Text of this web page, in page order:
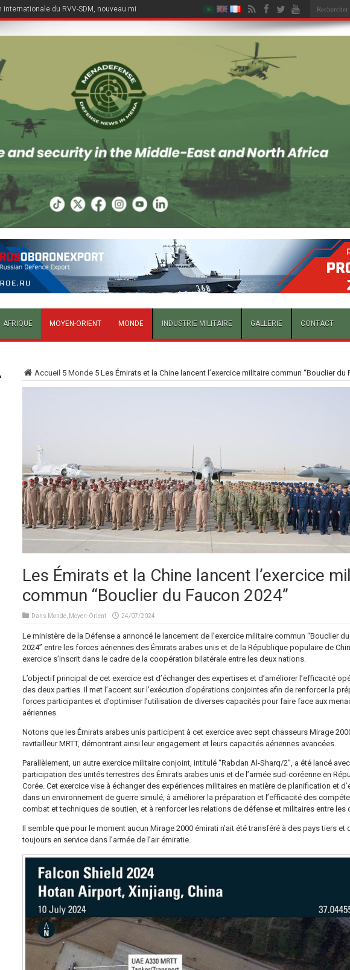
du RVV-SDM, nouveau missile air-air du Su-57E
AFRIQUE MOYEN-ORIENT MONDE INDUSTRIE MILITAIRE GALLERIE CONTACT
Accueil 5 Monde5 Les Émirats et la Chine lancent l’exercice militaire commun “Bouclier du
Les Émirats et la Chine lancent l’exercice
commun “Bouclier du Faucon 2024”
Dans Monde, Moyen-Orient 24/07/2024
Le ministère de la Défense a annoncé le lancement de l’exercice militaire commun “Bouclier
2024” entre les forces aériennes des Émirats arabes unis et de la République populaire de
exercice s’inscrit dans le cadre de la coopération bilatérale entre les deux nations.
L’objectif principal de cet exercice est d’échanger des expertises et d’améliorer l’efficacité
des deux parties. Il met l’accent sur l’exécution d’opérations conjointes afin de renforcer la
forces participantes et d’optimiser l’utilisation de diverses capacités pour faire face aux
aériennes.
Notons que les Émirats arabes unis participent à cet exercice avec sept chasseurs Mirage
ravitailleur MRTT, démontrant ainsi leur engagement et leurs capacités aériennes avancées.
Parallèlement, un autre exercice militaire conjoint, intitulé “Rabdan Al-Sharq/2”, a été lancé
participation des unités terrestres des Émirats arabes unis et de l’armée sud-coréenne en
Corée. Cet exercice vise à échanger des expériences militaires en matière de planification et
dans un environnement de guerre simulé, à améliorer la préparation et l’efficacité des
combat et techniques de soutien, et à renforcer les relations de défense et militaires entre les
Il semble que pour le moment aucun Mirage 2000 émirati n’ait été transféré à des pays tiers et
toujours en service dans l’armée de l’air émiratie.